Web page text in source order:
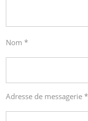
Nom *
Adresse de messagerie *